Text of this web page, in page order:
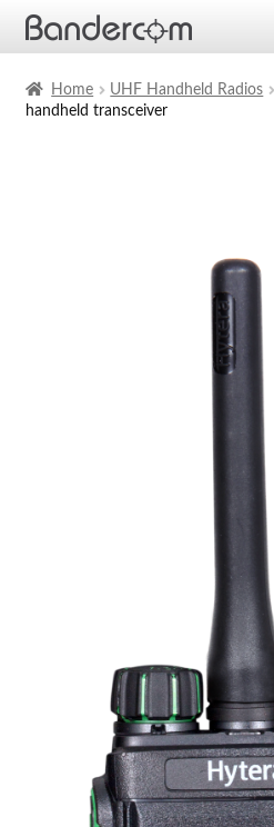
Home UHF Handheld Radios
handheld transceiver